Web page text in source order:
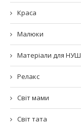
Краса
Малюки
Матеріали для НУШ
Релакс
Світ мами
Світ тата